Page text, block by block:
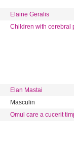
Elaine Geralis
Children with cerebral
Elan Mastai
Masculin
Omul care a cucerit